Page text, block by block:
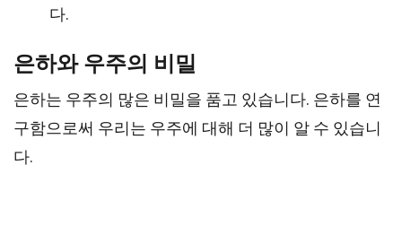
다.
은하와 우주의 비밀
은하는 우주의 많은 비밀을 품고 있습니다. 은하를 연
구함으로써 우리는 우주에 대해 더 많이 알 수 있습니
다.